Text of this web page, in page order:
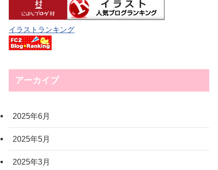
イラストランキング
アーカイブ
2025年6月
2025年5月
2025年3月